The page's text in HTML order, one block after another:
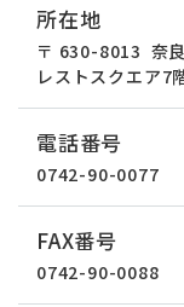
所在地
〒 630-8013 奈
レストスクエア7
電話番号
0742-90-0077
FAX番号
0742-90-0088